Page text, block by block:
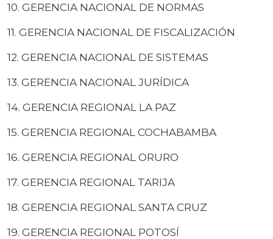
10. GERENCIA NACIONAL DE NORMAS
11. GERENCIA NACIONAL DE FISCALIZACIÓN
12. GERENCIA NACIONAL DE SISTEMAS
13. GERENCIA NACIONAL JURÍDICA
14. GERENCIA REGIONAL LA PAZ
15. GERENCIA REGIONAL COCHABAMBA
16. GERENCIA REGIONAL ORURO
17. GERENCIA REGIONAL TARIJA
18. GERENCIA REGIONAL SANTA CRUZ
19. GERENCIA REGIONAL POTOSÍ